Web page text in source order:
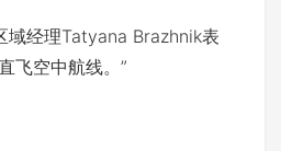
经理Tatyana Brazhnik表
飞空中航线。”